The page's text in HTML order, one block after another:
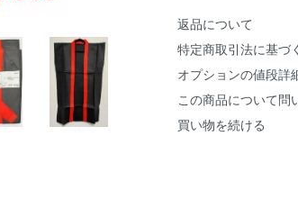
返品について
特定商取引法に基づ
オプションの値段詳
この商品について問
買い物を続ける